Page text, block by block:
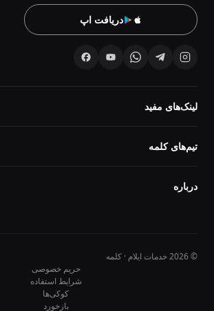
دریافت اپ
لینک‌های مفید
تیم‌های کلمه
درباره
© 2026 خدمات ایلام · کلمه
حریم خصوصی
شرایط استفاده
کوکی‌ها
بازخورد
10